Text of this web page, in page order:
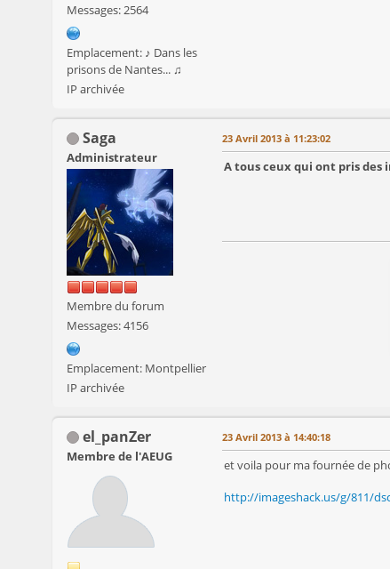
Messages: 2564
Emplacement: ♪ Dans les
prisons de Nantes... ♫
IP archivée
Saga
Administrateur
Membre du forum
Messages: 4156
Emplacement: Montpellier
IP archivée
23 Avril 2013 à 11:23:02
A tous ceux qui ont pris des
el_panZer
Membre de l'AEUG
23 Avril 2013 à 14:40:18
et voila pour ma fournée de
http://imageshack.us/g/811/